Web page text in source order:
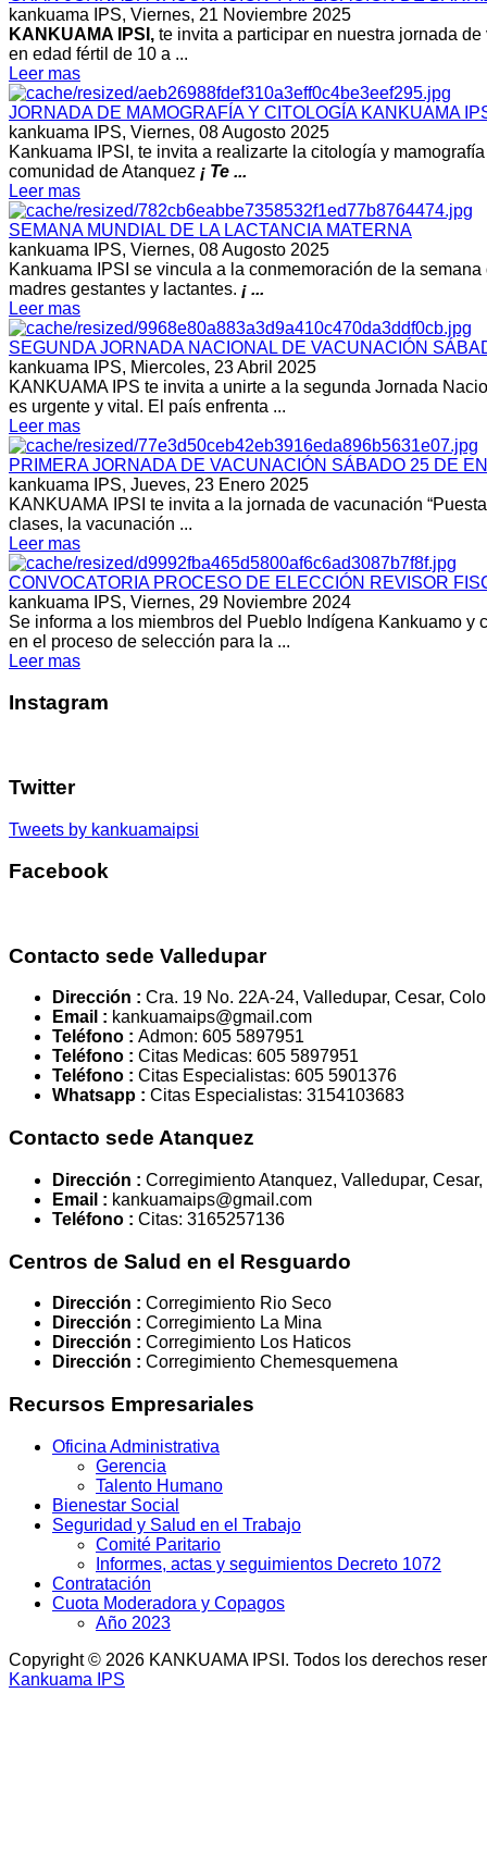
kankuama IPS, Viernes, 21 Noviembre 2025
KANKUAMA IPSI, te invita a participar en nuestra jornada
en edad fértil de 10 a ...
Leer mas
JORNADA DE MAMOGRAFÍA Y CITOLOGÍA KANKUAMA
kankuama IPS, Viernes, 08 Augosto 2025
Kankuama IPSI, te invita a realizarte la citología y
comunidad de Atanquez ¡ Te ...
Leer mas
SEMANA MUNDIAL DE LA LACTANCIA MATERNA
kankuama IPS, Viernes, 08 Augosto 2025
Kankuama IPSI se vincula a la conmemoración de la
madres gestantes y lactantes. ¡ ...
Leer mas
SEGUNDA JORNADA NACIONAL DE VACUNACIÓN
kankuama IPS, Miercoles, 23 Abril 2025
KANKUAMA IPS te invita a unirte a la segunda Jornada
es urgente y vital. El país enfrenta ...
Leer mas
PRIMERA JORNADA DE VACUNACIÓN SÁBADO 25 DE
kankuama IPS, Jueves, 23 Enero 2025
KANKUAMA IPSI te invita a la jornada de vacunación
clases, la vacunación ...
Leer mas
CONVOCATORIA PROCESO DE ELECCIÓN REVISOR
kankuama IPS, Viernes, 29 Noviembre 2024
Se informa a los miembros del Pueblo Indígena Kankuamo
en el proceso de selección para la ...
Leer mas
Instagram
Twitter
Tweets by kankuamaipsi
Facebook
Contacto sede Valledupar
Dirección : Cra. 19 No. 22A-24, Valledupar, Cesar,
Email : kankuamaips@gmail.com
Teléfono : Admon: 605 5897951
Teléfono : Citas Medicas: 605 5897951
Teléfono : Citas Especialistas: 605 5901376
Whatsapp : Citas Especialistas: 3154103683
Contacto sede Atanquez
Dirección : Corregimiento Atanquez, Valledupar,
Email : kankuamaips@gmail.com
Teléfono : Citas: 3165257136
Centros de Salud en el Resguardo
Dirección : Corregimiento Rio Seco
Dirección : Corregimiento La Mina
Dirección : Corregimiento Los Haticos
Dirección : Corregimiento Chemesquemena
Recursos Empresariales
Oficina Administrativa
Gerencia
Talento Humano
Bienestar Social
Seguridad y Salud en el Trabajo
Comité Paritario
Informes, actas y seguimientos Decreto 1072
Contratación
Cuota Moderadora y Copagos
Año 2023
Copyright © 2026 KANKUAMA IPSI. Todos los derechos
Kankuama IPS